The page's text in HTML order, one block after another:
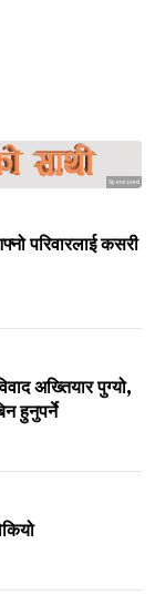
Sponsored
परिवारलाई कसरी
अख्तियार पुग्यो,
हुनुपर्ने